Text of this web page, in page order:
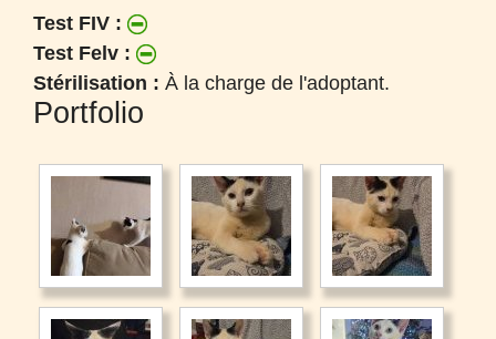
Test FIV :
Test Felv :
Stérilisation : À la charge de l'adoptant.
Portfolio